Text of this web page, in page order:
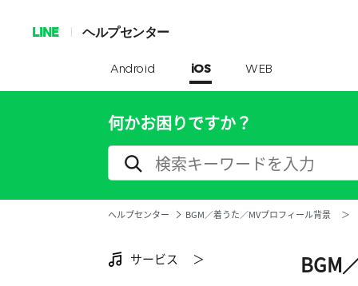
LINE ヘルプセンター
Android iOS WEB
何かお困りですか？
ヘルプセンター BGM／着うた／MVプロフィール背景 ＞
サービス ＞ BGM